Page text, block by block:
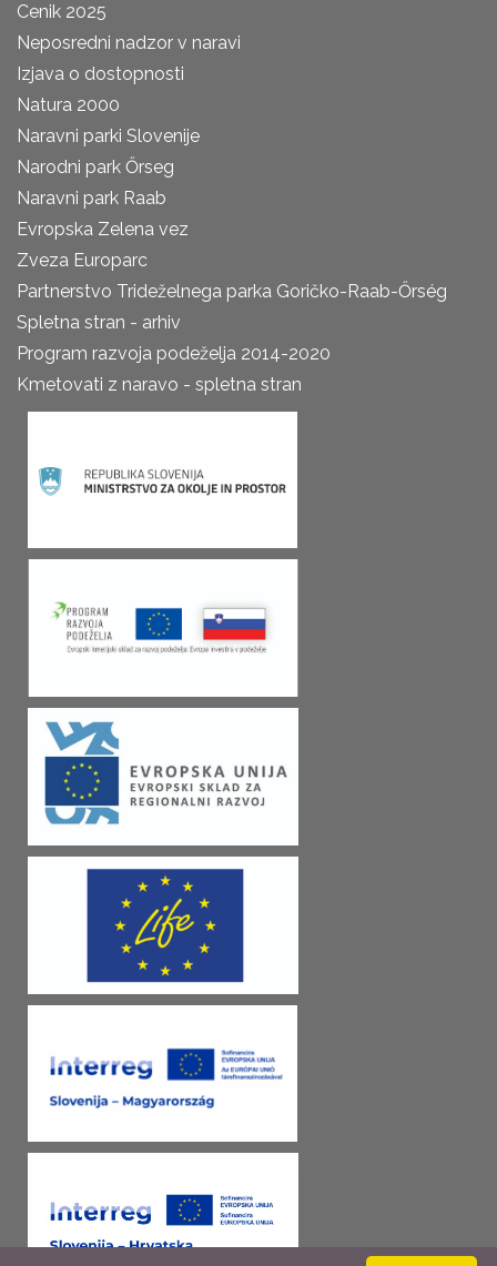
Cenik 2025
Neposredni nadzor v naravi
Izjava o dostopnosti
Natura 2000
Naravni parki Slovenije
Narodni park Őrseg
Naravni park Raab
Evropska Zelena vez
Zveza Europarc
Partnerstvo Trideželnega parka Goričko-Raab-Őrség
Spletna stran - arhiv
Program razvoja podeželja 2014-2020
Kmetovati z naravo - spletna stran